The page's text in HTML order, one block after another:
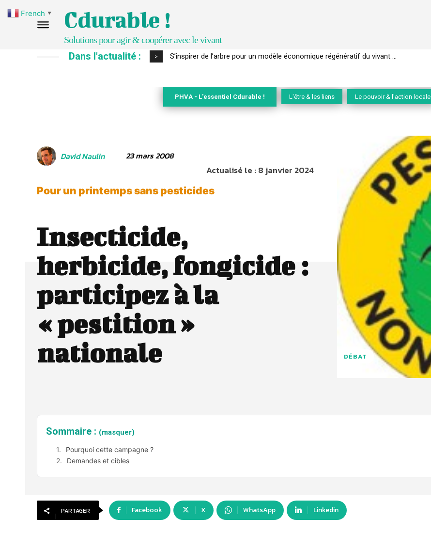
Cdurable !
Solutions pour agir & coopérer avec le vivant
Dans l'actualité : > S’inspirer de l’arbre pour un modèle économique régénératif du vivant …
PHVA - L'essentiel Cdurable ! L'être & les liens Le pouvoir & l'action locale
David Naulin 23 mars 2008
Actualisé le :8 janvier 2024
Pour un printemps sans pesticides
Insecticide,
herbicide, fongicide :
participez à la
« pestition »
nationale
DÉBAT
Sommaire : (masquer)
Pourquoi cette campagne ?
Demandes et cibles
PARTAGER Facebook X WhatsApp Linkedin
French ▼